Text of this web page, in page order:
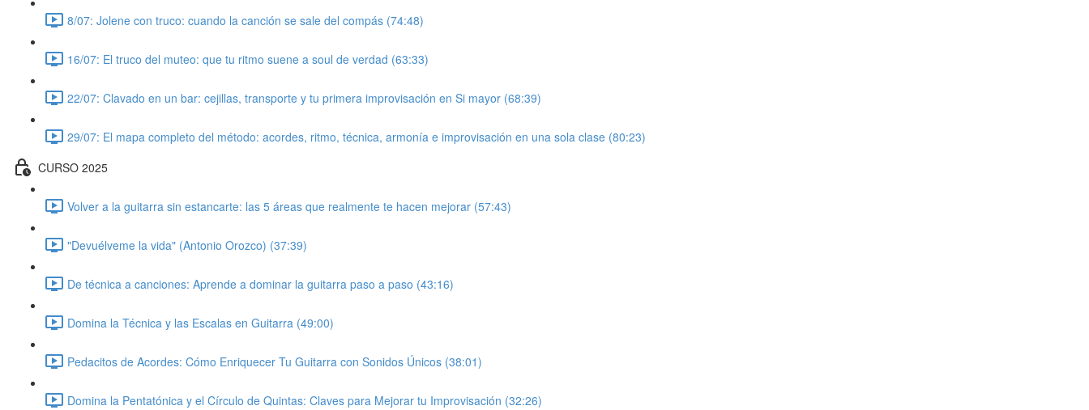
8/07: Jolene con truco: cuando la canción se sale del compás (74:48)
16/07: El truco del muteo: que tu ritmo suene a soul de verdad (63:33)
22/07: Clavado en un bar: cejillas, transporte y tu primera improvisación en Si mayor (68:39)
29/07: El mapa completo del método: acordes, ritmo, técnica, armonía e improvisación en una sola clase (80:23)
CURSO 2025
Volver a la guitarra sin estancarte: las 5 áreas que realmente te hacen mejorar (57:43)
"Devuélveme la vida" (Antonio Orozco) (37:39)
De técnica a canciones: Aprende a dominar la guitarra paso a paso (43:16)
Domina la Técnica y las Escalas en Guitarra (49:00)
Pedacitos de Acordes: Cómo Enriquecer Tu Guitarra con Sonidos Únicos (38:01)
Domina la Pentatónica y el Círculo de Quintas: Claves para Mejorar tu Improvisación (32:26)